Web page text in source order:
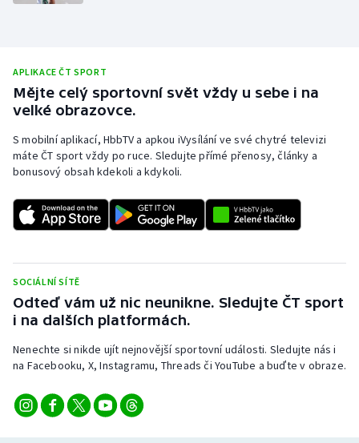
Plážový volejbal
Ragby
Rychlobruslení
Rychlostní kanoistika
Short track
Sportovní střelba
Stolní tenis
Vodní slalom
APLIKACE ČT SPORT
Mějte celý sportovní svět vždy u sebe i na
velké obrazovce.
S mobilní aplikací, HbbTV a apkou iVysílání ve své chytré televizi
máte ČT sport vždy po ruce. Sledujte přímé přenosy, články a
bonusový obsah kdekoli a kdykoli.
SOCIÁLNÍ SÍTĚ
Odteď vám už nic neunikne. Sledujte ČT sport
i na dalších platformách.
Nenechte si nikde ujít nejnovější sportovní události. Sledujte nás i
na Facebooku, X, Instagramu, Threads či YouTube a buďte v obraze.